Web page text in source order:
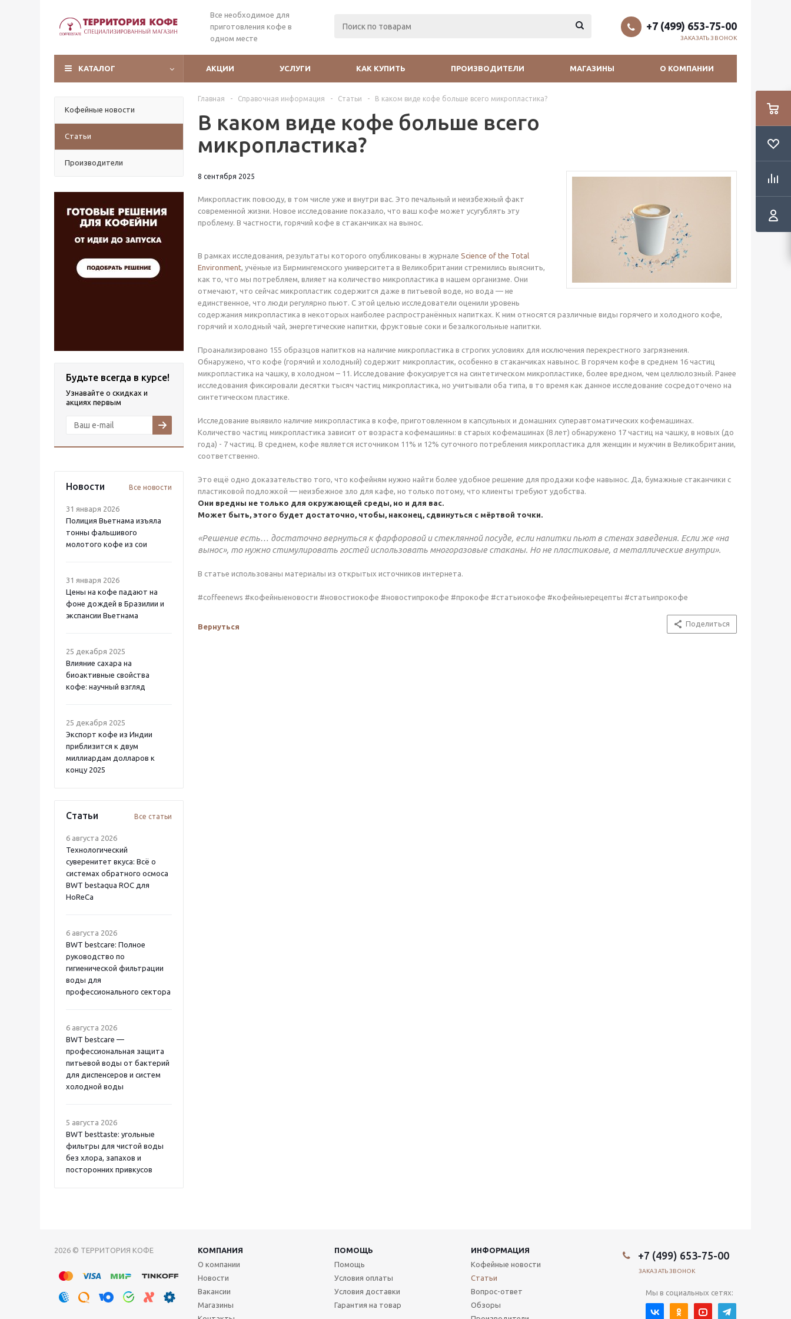
Все необходимое для
приготовления кофе в
одном месте
+7 (499) 653-75-00
ЗАКАЗАТЬ ЗВОНОК
КАТАЛОГ АКЦИИ УСЛУГИ КАК КУПИТЬ ПРОИЗВОДИТЕЛИ МАГАЗИНЫ О КОМПАНИИ
Кофейные новости
Статьи
Производители
Будьте всегда в курсе!
Узнавайте о скидках и
акциях первым
Новости Все новости
31 января 2026
Полиция Вьетнама изъяла
тонны фальшивого
молотого кофе из сои
31 января 2026
Цены на кофе падают на
фоне дождей в Бразилии и
экспансии Вьетнама
25 декабря 2025
Влияние сахара на
биоактивные свойства
кофе: научный взгляд
25 декабря 2025
Экспорт кофе из Индии
приблизится к двум
миллиардам долларов к
концу 2025
Статьи Все статьи
6 августа 2026
Технологический
суверенитет вкуса: Всё о
системах обратного осмоса
BWT bestaqua ROC для
HoReCa
6 августа 2026
BWT bestcare: Полное
руководство по
гигиенической фильтрации
воды для
профессионального сектора
6 августа 2026
BWT bestcare —
профессиональная защита
питьевой воды от бактерий
для диспенсеров и систем
холодной воды
5 августа 2026
BWT besttaste: угольные
фильтры для чистой воды
без хлора, запахов и
посторонних привкусов
Главная - Справочная информация - Статьи - В каком виде кофе больше всего микропластика?
В каком виде кофе больше всего
микропластика?
8 сентября 2025
Микропластик повсюду, в том числе уже и внутри вас. Это печальный и неизбежный факт
современной жизни. Новое исследование показало, что ваш кофе может усугублять эту
проблему. В частности, горячий кофе в стаканчиках на вынос.
В рамках исследования, результаты которого опубликованы в журнале Science of the Total
Environment, учёные из Бирмингемского университета в Великобритании стремились выяснить,
как то, что мы потребляем, влияет на количество микропластика в нашем организме. Они
отмечают, что сейчас микропластик содержится даже в питьевой воде, но вода — не
единственное, что люди регулярно пьют. С этой целью исследователи оценили уровень
содержания микропластика в некоторых наиболее распространённых напитках. К ним относятся различные виды горячего и холодного кофе,
горячий и холодный чай, энергетические напитки, фруктовые соки и безалкогольные напитки.
Проанализировано 155 образцов напитков на наличие микропластика в строгих условиях для исключения перекрестного загрязнения.
Обнаружено, что кофе (горячий и холодный) содержит микропластик, особенно в стаканчиках навынос. В горячем кофе в среднем 16 частиц
микропластика на чашку, в холодном – 11. Исследование фокусируется на синтетическом микропластике, более вредном, чем целлюлозный. Ранее
исследования фиксировали десятки тысяч частиц микропластика, но учитывали оба типа, в то время как данное исследование сосредоточено на
синтетическом пластике.
Исследование выявило наличие микропластика в кофе, приготовленном в капсульных и домашних суперавтоматических кофемашинах.
Количество частиц микропластика зависит от возраста кофемашины: в старых кофемашинах (8 лет) обнаружено 17 частиц на чашку, в новых (до
года) - 7 частиц. В среднем, кофе является источником 11% и 12% суточного потребления микропластика для женщин и мужчин в Великобритании,
соответственно.
Это ещё одно доказательство того, что кофейням нужно найти более удобное решение для продажи кофе навынос. Да, бумажные стаканчики с
пластиковой подложкой — неизбежное зло для кафе, но только потому, что клиенты требуют удобства.
Они вредны не только для окружающей среды, но и для вас.
Может быть, этого будет достаточно, чтобы, наконец, сдвинуться с мёртвой точки.
«Решение есть… достаточно вернуться к фарфоровой и стеклянной посуде, если напитки пьют в стенах заведения. Если же «на
вынос», то нужно стимулировать гостей использовать многоразовые стаканы. Но не пластиковые, а металлические внутри».
В статье использованы материалы из открытых источников интернета.
#coffeenews #кофейныеновости #новостиокофе #новостипрокофе #прокофе #статьиокофе #кофейныерецепты #статьипрокофе
Вернуться Поделиться
2026 © ТЕРРИТОРИЯ КОФЕ КОМПАНИЯ ПОМОЩЬ
ИНФОРМАЦИЯ
О компании
Новости
Вакансии
Магазины
Помощь
Условия оплаты
Условия доставки
Гарантия на товар
Кофейные новости
Статьи
Вопрос-ответ
Обзоры
+7 (499) 653-75-00
ЗАКАЗАТЬ ЗВОНОК
Мы в социальных сетях: